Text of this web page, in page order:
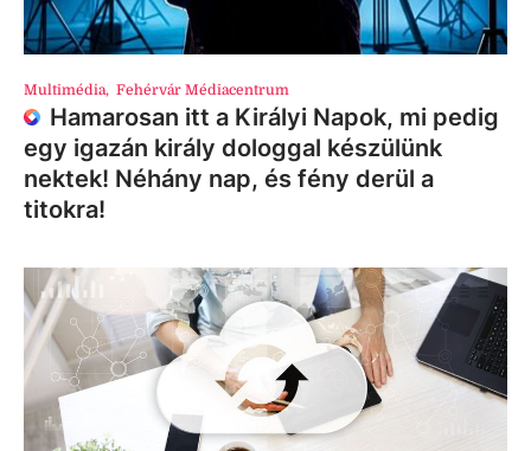
Multimédia, Fehérvár Médiacentrum
Hamarosan itt a Királyi Napok, mi pedig
egy igazán király dologgal készülünk
nektek! Néhány nap, és fény derül a
titokra!